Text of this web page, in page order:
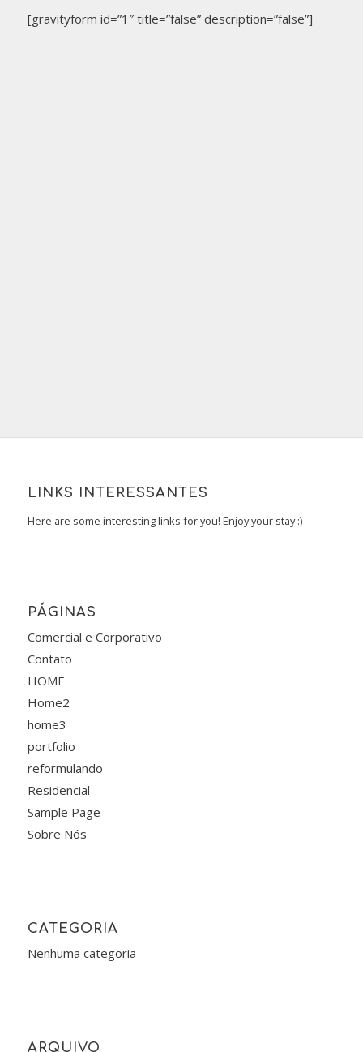
[gravityform id=”1″ title=”false” description=”false”]
LINKS INTERESSANTES
Here are some interesting links for you! Enjoy your stay :)
PÁGINAS
Comercial e Corporativo
Contato
HOME
Home2
home3
portfolio
reformulando
Residencial
Sample Page
Sobre Nós
CATEGORIA
Nenhuma categoria
ARQUIVO